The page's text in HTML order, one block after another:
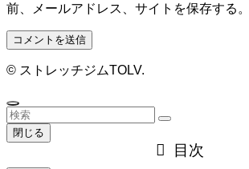
前、メールアドレス、サイトを保存する。
© ストレッチジムTOLV.
閉じる
目次